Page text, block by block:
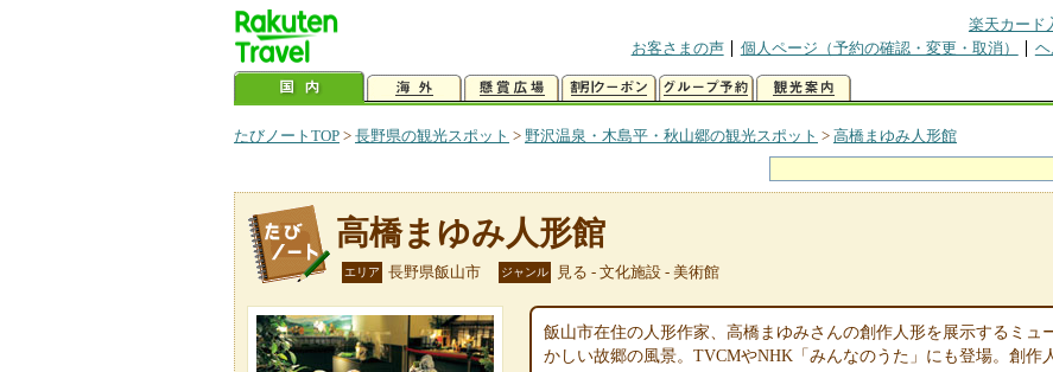
楽天カード
お客さまの声
個人ページ（予約の確認・変更・取消）
たびノートTOP > 長野県の観光スポット > 野沢温泉・木島平・秋山郷の観光スポット > 高橋まゆみ人形館
高橋まゆみ人形館
エリア 長野県飯山市 ジャンル 見る - 文化施設 - 美術館
飯山市在住の人形作家、高橋まゆみさんの創作人形を展示するミュ
かしい故郷の風景。TVCMやNHK「みんなのうた」にも登場。創作